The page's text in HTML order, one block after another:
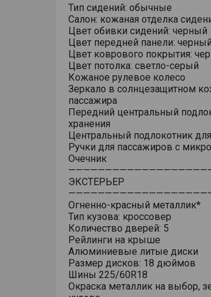
Тип сидений: обычные
Салон: кожаная отделка
Цвет обивки сидений: черный
Цвет передней панели: черный
Цвет коврового покрытия:
Цвет потолка: светло-серый
Кожаное рулевое колесо
Зеркало в солнцезащитном
пассажира
Передний центральный
хранения
Центральный подлокотник
Ручки для пассажиров с
Очечник
ЭКСТЕРЬЕР
Огненно-красный металлик*
Тип кузова: кроссовер
Количество дверей: 5
Рейлинги на крыше
Алюминиевые литые диски
Размер дисков: 18 дюймов
Шины 225/60R18
Окраска металлик на выбор,